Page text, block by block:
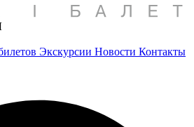
Экскурсии Новости Контакты